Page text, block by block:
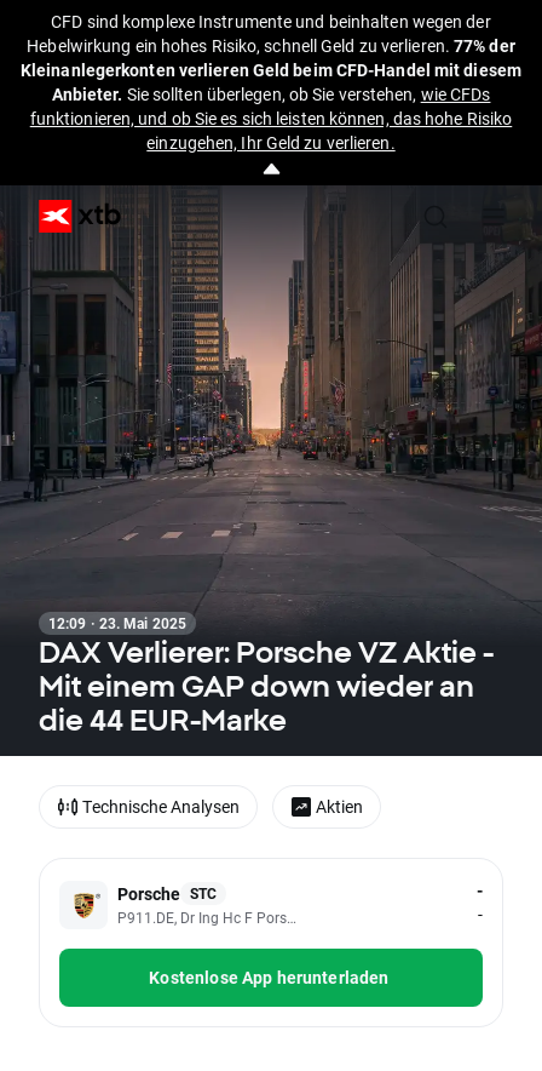
CFD sind komplexe Instrumente und beinhalten wegen der
Hebelwirkung ein hohes Risiko, schnell Geld zu verlieren.77% der
Kleinanlegerkonten verlieren Geld beim CFD-Handel mit diesem
Anbieter. Sie sollten überlegen, ob Sie verstehen, wie CFDs
funktionieren, und ob Sie es sich leisten können, das hohe Risiko
einzugehen, Ihr Geld zu verlieren.
12:09 · 23. Mai 2025
DAX Verlierer: Porsche VZ Aktie -
Mit einem GAP down wieder an
die 44 EUR-Marke
Porsche STC
P911.DE, Dr Ing Hc F Porsche AG - Preference Shares
-
-
Kostenlose App herunterladen
Technische Analysen Aktien